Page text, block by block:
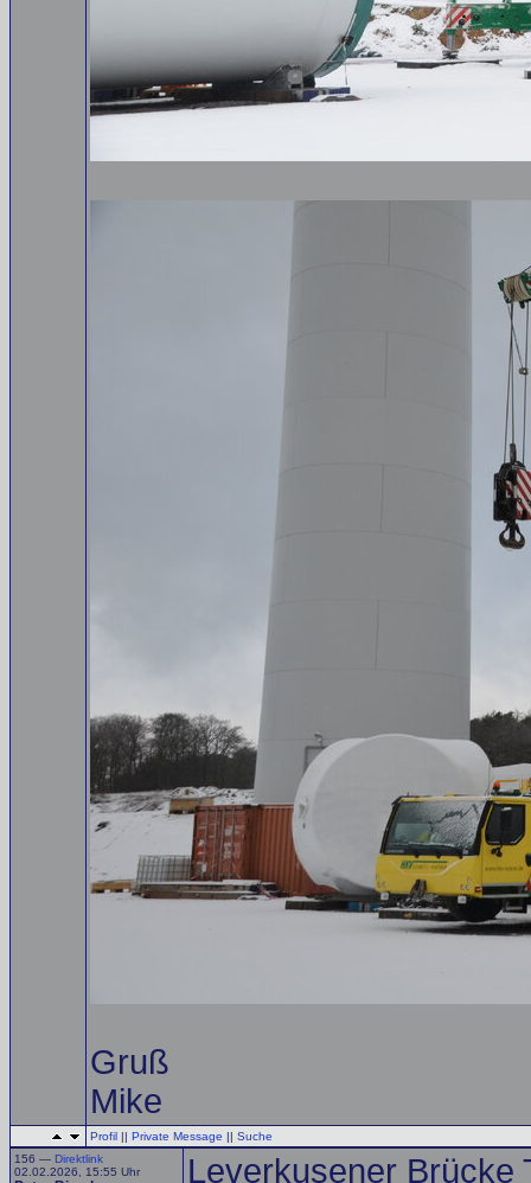
Gruß
Mike
Profil || Private Message || Suche
156 — Direktlink
02.02.2026, 15:55 Uhr
Leverkusener Brücke